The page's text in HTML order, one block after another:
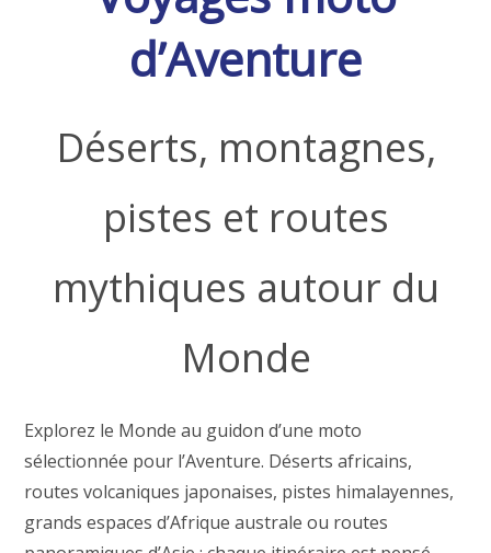
d’Aventure
Déserts, montagnes,
pistes et routes
mythiques autour du
Monde
Explorez le Monde au guidon d’une moto
sélectionnée pour l’Aventure. Déserts africains,
routes volcaniques japonaises, pistes himalayennes,
grands espaces d’Afrique australe ou routes